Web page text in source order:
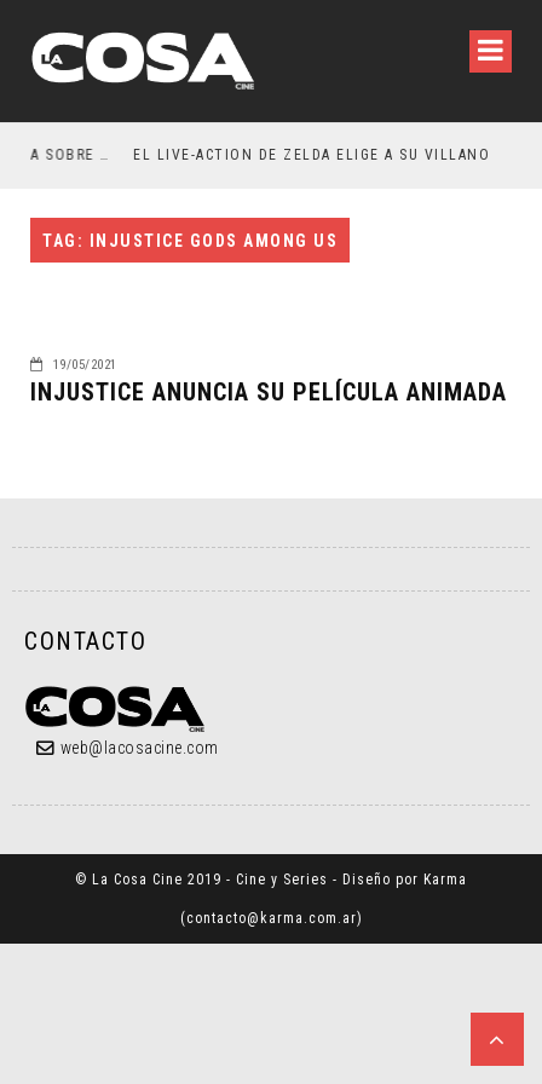
RESEÑA LA INVITACIÓN: OLIVIA WILDE REFLEXIONA SOBRE LA VIDA CONYUGAL EL LIVE-ACTION DE ZELDA ELIGE A SU VILLANO
TAG: INJUSTICE GODS AMONG US
19/05/2021
INJUSTICE ANUNCIA SU PELÍCULA ANIMADA
CONTACTO
web@lacosacine.com
© La Cosa Cine 2019 - Cine y Series - Diseño por Karma
(contacto@karma.com.ar)